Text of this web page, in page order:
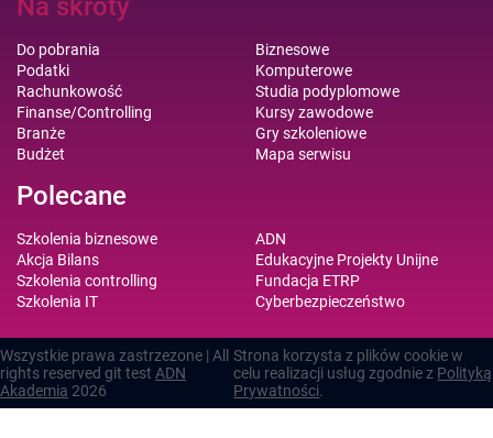
Do pobrania
Podatki
Rachunkowość
Finanse/Controlling
Branże
Budżet
Biznesowe
Komputerowe
Studia podyplomowe
Kursy zawodowe
Gry szkoleniowe
Mapa serwisu
Polecane
Szkolenia biznesowe
Akcja Bilans
Szkolenia controlling
Szkolenia IT
ADN
Edukacyjne Projekty Unijne
Fundacja ETRP
Cyberbezpieczeństwo
Wszystkie prawa zastrzezone | All
rights reserved git test ADN
Akademia 2026
Strona korzysta z plików cookie w
celu realizacji usług zgodnie z Polityką
Prywatności.